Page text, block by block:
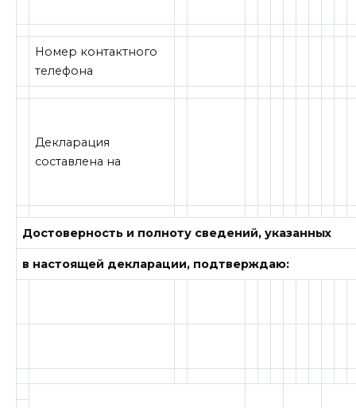
Номер контактного
телефона
Декларация
составлена на
Достоверность и полноту сведений, указанных
в настоящей декларации, подтверждаю: